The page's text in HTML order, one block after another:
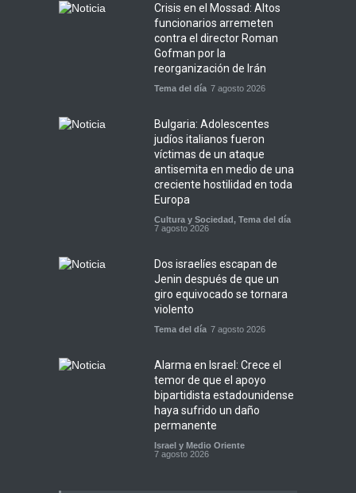
Crisis en el Mossad: Altos
funcionarios arremeten
contra el director Roman
Gofman por la
reorganización de Irán
Tema del día 7 agosto 2026
Bulgaria: Adolescentes
judíos italianos fueron
víctimas de un ataque
antisemita en medio de una
creciente hostilidad en toda
Europa
Cultura y Sociedad, Tema del día
7 agosto 2026
Dos israelíes escapan de
Jenin después de que un
giro equivocado se tornara
violento
Tema del día 7 agosto 2026
Alarma en Israel: Crece el
temor de que el apoyo
bipartidista estadounidense
haya sufrido un daño
permanente
Israel y Medio Oriente
7 agosto 2026